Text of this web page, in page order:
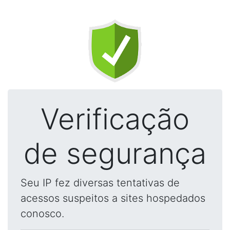
Verificação
de segurança
Seu IP fez diversas tentativas de
acessos suspeitos a sites hospedados
conosco.